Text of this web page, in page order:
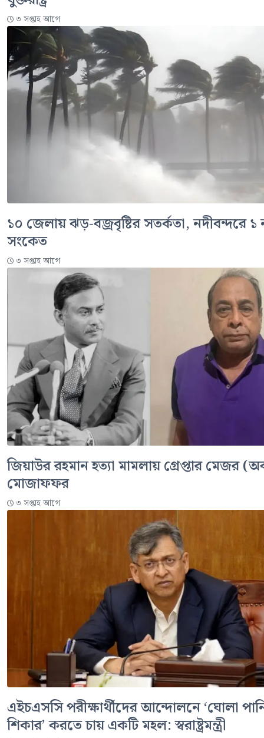
৩ সপ্তাহ আগে
১০ জেলায় ঝড়-বজ্রবৃষ্টির সতর্কতা, নদীবন্দরে ১
সংকেত
৩ সপ্তাহ আগে
জিয়াউর রহমান হত্যা মামলায় গ্রেপ্তার মেজর
মোজাফফর
৩ সপ্তাহ আগে
এইচএসসি পরীক্ষার্থীদের আন্দোলনে ‘ঘোলা
শিকার’ করতে চায় একটি মহল: স্বরাষ্ট্রমন্ত্রী